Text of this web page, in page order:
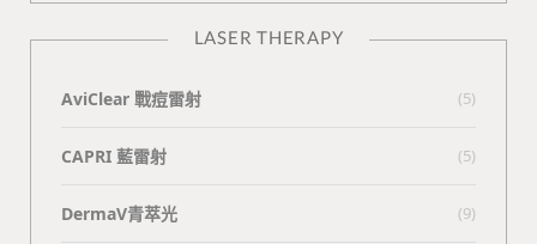
LASER THERAPY
AviClear 戰痘雷射 (5)
CAPRI 藍雷射 (5)
DermaV青萃光 (9)